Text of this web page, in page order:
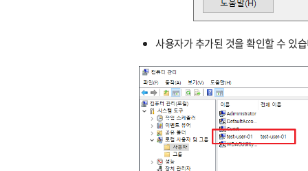
사용자가 추가된 것을 확인할 수 있